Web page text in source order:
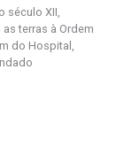
século XII,
terras à Ordem
do Hospital,